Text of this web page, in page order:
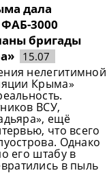
дала
3000
бригады
15.07
нелегитимной
Крыма»
ВСУ,
ещё
что всего
Однако
его штабу в
в пыль